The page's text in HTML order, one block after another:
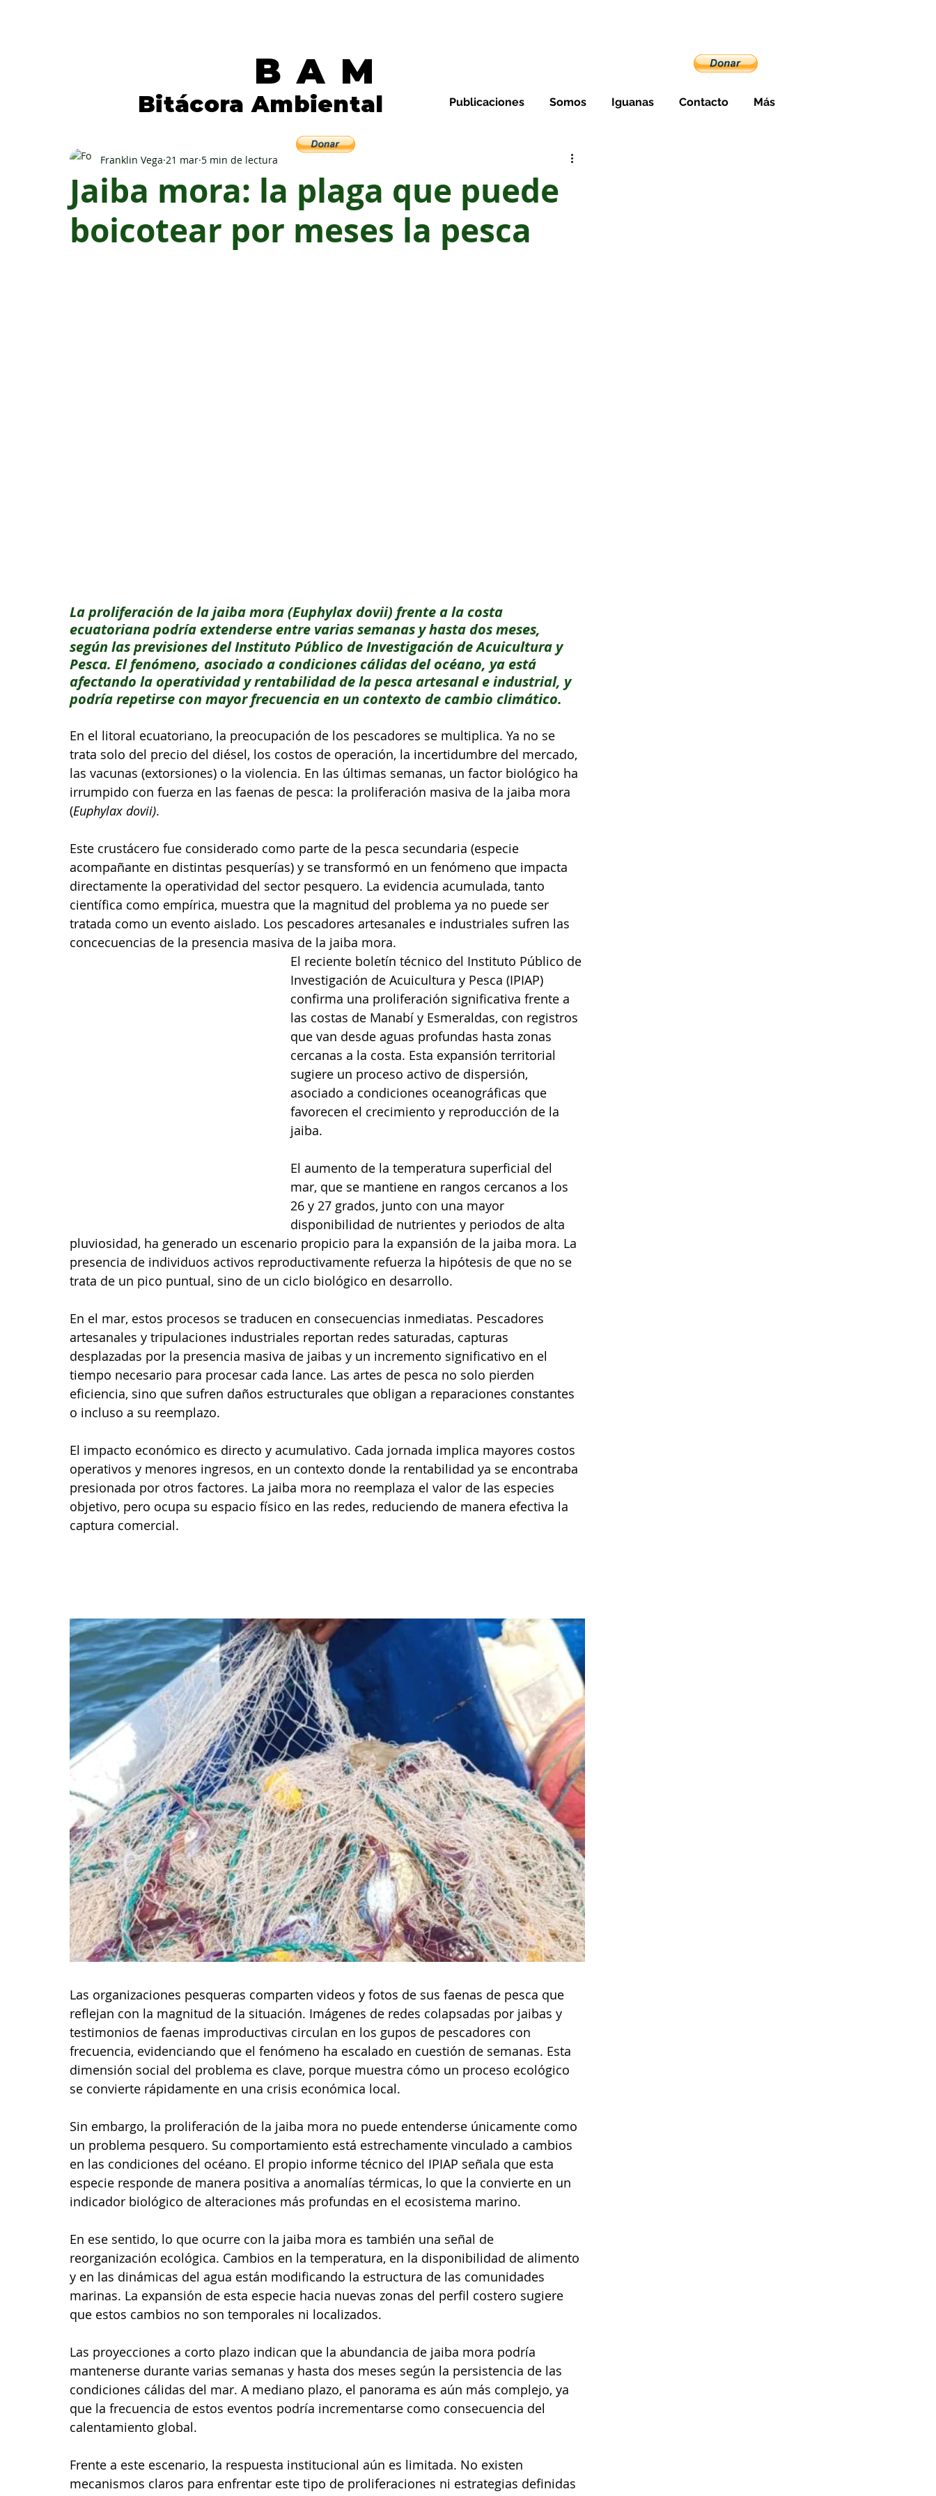
BAM
Bitácora Ambiental Publicaciones Somos Iguanas Contacto Más
Jaiba mora: la plaga que puede
boicotear por meses la pesca
Franklin Vega 21 mar 5 min de lectura
La proliferación de la jaiba mora (Euphylax dovii) frente a la costa
ecuatoriana podría extenderse entre varias semanas y hasta dos meses,
según las previsiones del Instituto Público de Investigación de Acuicultura y
Pesca. El fenómeno, asociado a condiciones cálidas del océano, ya está
afectando la operatividad y rentabilidad de la pesca artesanal e industrial, y
podría repetirse con mayor frecuencia en un contexto de cambio climático.
En el litoral ecuatoriano, la preocupación de los pescadores se multiplica. Ya no se
trata solo del precio del diésel, los costos de operación, la incertidumbre del mercado,
las vacunas (extorsiones) o la violencia. En las últimas semanas, un factor biológico ha
irrumpido con fuerza en las faenas de pesca: la proliferación masiva de la jaiba mora
(Euphylax dovii).
Este crustácero fue considerado como parte de la pesca secundaria (especie
acompañante en distintas pesquerías) y se transformó en un fenómeno que impacta
directamente la operatividad del sector pesquero. La evidencia acumulada, tanto
científica como empírica, muestra que la magnitud del problema ya no puede ser
tratada como un evento aislado. Los pescadores artesanales e industriales sufren las
concecuencias de la presencia masiva de la jaiba mora.
El reciente boletín técnico del Instituto Público de
Investigación de Acuicultura y Pesca (IPIAP)
confirma una proliferación significativa frente a
las costas de Manabí y Esmeraldas, con registros
que van desde aguas profundas hasta zonas
cercanas a la costa. Esta expansión territorial
sugiere un proceso activo de dispersión,
asociado a condiciones oceanográficas que
favorecen el crecimiento y reproducción de la
jaiba.
El aumento de la temperatura superficial del
mar, que se mantiene en rangos cercanos a los
26 y 27 grados, junto con una mayor
disponibilidad de nutrientes y periodos de alta
pluviosidad, ha generado un escenario propicio para la expansión de la jaiba mora. La
presencia de individuos activos reproductivamente refuerza la hipótesis de que no se
trata de un pico puntual, sino de un ciclo biológico en desarrollo.
En el mar, estos procesos se traducen en consecuencias inmediatas. Pescadores
artesanales y tripulaciones industriales reportan redes saturadas, capturas
desplazadas por la presencia masiva de jaibas y un incremento significativo en el
tiempo necesario para procesar cada lance. Las artes de pesca no solo pierden
eficiencia, sino que sufren daños estructurales que obligan a reparaciones constantes
o incluso a su reemplazo.
El impacto económico es directo y acumulativo. Cada jornada implica mayores costos
operativos y menores ingresos, en un contexto donde la rentabilidad ya se encontraba
presionada por otros factores. La jaiba mora no reemplaza el valor de las especies
objetivo, pero ocupa su espacio físico en las redes, reduciendo de manera efectiva la
captura comercial.
Las organizaciones pesqueras comparten videos y fotos de sus faenas de pesca que
reflejan con la magnitud de la situación. Imágenes de redes colapsadas por jaibas y
testimonios de faenas improductivas circulan en los gupos de pescadores con
frecuencia, evidenciando que el fenómeno ha escalado en cuestión de semanas. Esta
dimensión social del problema es clave, porque muestra cómo un proceso ecológico
se convierte rápidamente en una crisis económica local.
Sin embargo, la proliferación de la jaiba mora no puede entenderse únicamente como
un problema pesquero. Su comportamiento está estrechamente vinculado a cambios
en las condiciones del océano. El propio informe técnico del IPIAP señala que esta
especie responde de manera positiva a anomalías térmicas, lo que la convierte en un
indicador biológico de alteraciones más profundas en el ecosistema marino.
En ese sentido, lo que ocurre con la jaiba mora es también una señal de
reorganización ecológica. Cambios en la temperatura, en la disponibilidad de alimento
y en las dinámicas del agua están modificando la estructura de las comunidades
marinas. La expansión de esta especie hacia nuevas zonas del perfil costero sugiere
que estos cambios no son temporales ni localizados.
Las proyecciones a corto plazo indican que la abundancia de jaiba mora podría
mantenerse durante varias semanas y hasta dos meses según la persistencia de las
condiciones cálidas del mar. A mediano plazo, el panorama es aún más complejo, ya
que la frecuencia de estos eventos podría incrementarse como consecuencia del
calentamiento global.
Frente a este escenario, la respuesta institucional aún es limitada. No existen
mecanismos claros para enfrentar este tipo de proliferaciones ni estrategias definidas